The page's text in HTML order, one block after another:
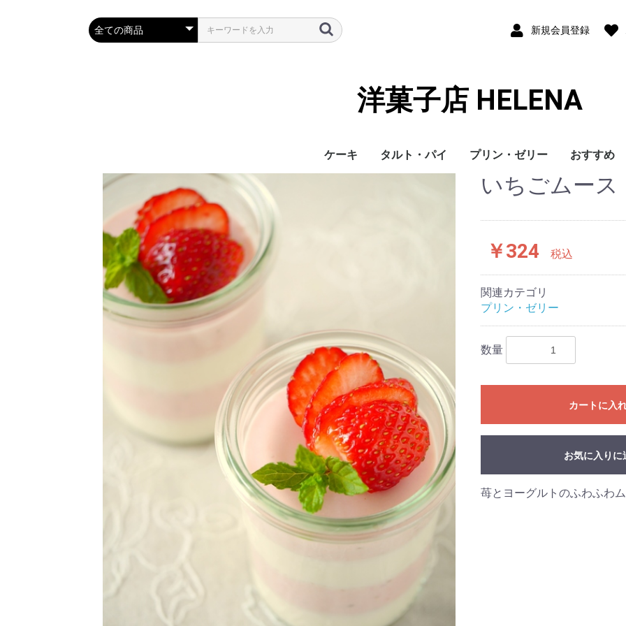
新規会員登録
洋菓子店 HELENA
ケーキ タルト・パイ プリン・ゼリー おすすめ
いちごムース
￥324 税込
関連カテゴリ
プリン・ゼリー
数量
カートに入
お気に入りに
苺とヨーグルトのふわふわ